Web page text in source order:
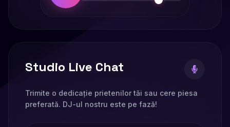
Studio Live Chat
Trimite o dedicație prietenilor tăi sau cere piesa
preferată. DJ-ul nostru este pe fază!